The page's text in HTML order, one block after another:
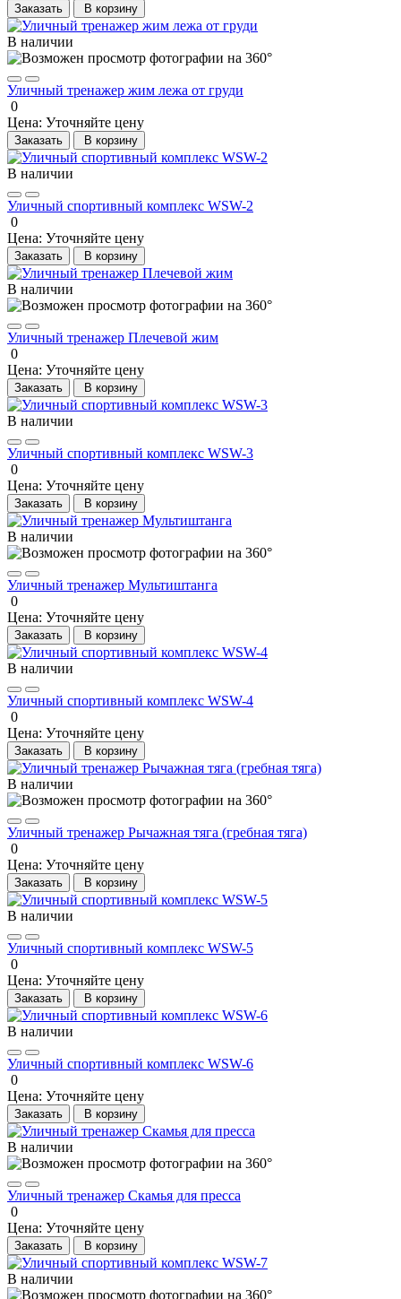
Заказать В корзину
В наличии
Уличный тренажер жим лежа от груди
0
Цена: Уточняйте цену
Заказать В корзину
В наличии
Уличный спортивный комплекс WSW-2
0
Цена: Уточняйте цену
Заказать В корзину
В наличии
Уличный тренажер Плечевой жим
0
Цена: Уточняйте цену
Заказать В корзину
В наличии
Уличный спортивный комплекс WSW-3
0
Цена: Уточняйте цену
Заказать В корзину
В наличии
Уличный тренажер Мультиштанга
0
Цена: Уточняйте цену
Заказать В корзину
В наличии
Уличный спортивный комплекс WSW-4
0
Цена: Уточняйте цену
Заказать В корзину
В наличии
Уличный тренажер Рычажная тяга (гребная тяга)
0
Цена: Уточняйте цену
Заказать В корзину
В наличии
Уличный спортивный комплекс WSW-5
0
Цена: Уточняйте цену
Заказать В корзину
В наличии
Уличный спортивный комплекс WSW-6
0
Цена: Уточняйте цену
Заказать В корзину
В наличии
Уличный тренажер Скамья для пресса
0
Цена: Уточняйте цену
Заказать В корзину
В наличии